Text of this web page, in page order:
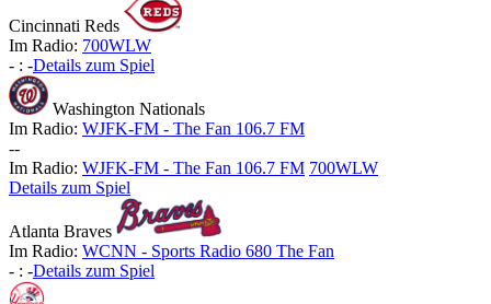
Cincinnati Reds
Im Radio: 700WLW
- : -Details zum Spiel
Washington Nationals
Im Radio: WJFK-FM - The Fan 106.7 FM
--
Im Radio: WJFK-FM - The Fan 106.7 FM 700WLW
Details zum Spiel
Atlanta Braves
Im Radio: WCNN - Sports Radio 680 The Fan
- : -Details zum Spiel